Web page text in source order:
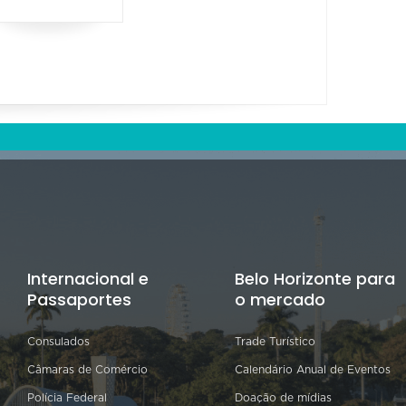
Internacional e
Passaportes
Consulados
Câmaras de Comércio
Polícia Federal
Belo Horizonte para
o mercado
Trade Turístico
Calendário Anual de Eventos
Doação de mídias